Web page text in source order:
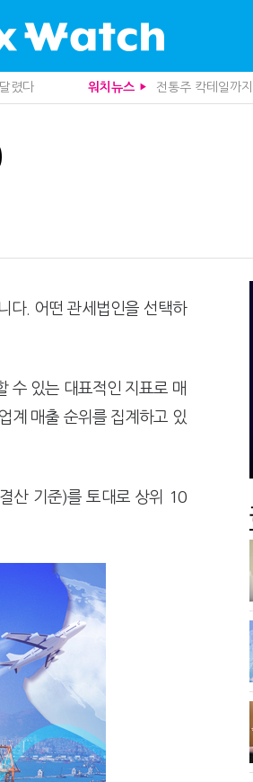
볼 5가지
달라질까
렸다
워치뉴스 ▶
막걸리를 하이볼
더존비즈온, 개발
수상한 업체 1분
기업 AI 준비 수
배달라이더 원천
심판원 결정 번복
전통주 칵테일까
다. 어떤 관세법인을 선택하
수 있는 대표적인 지표로 매
계 매출 순위를 집계하고 있
산 기준)를 토대로 상위 10